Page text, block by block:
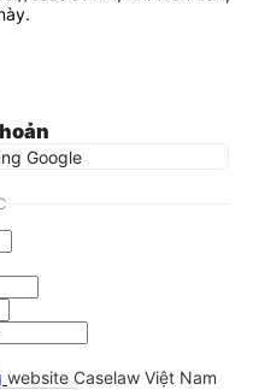
Google
website Caselaw Việt Nam